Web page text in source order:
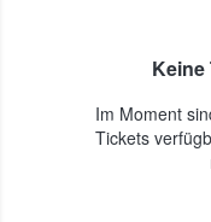
Keine
Im Moment
Tickets